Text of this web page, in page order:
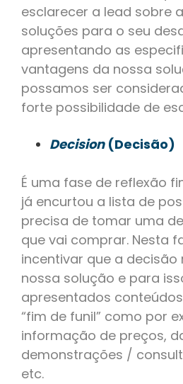
esclarecer a lead sobre
soluções para o seu
apresentando as
vantagens da nossa
possamos ser
forte possibilidade de
Decision(Decisão)
É uma fase de reflexão
já encurtou a lista de
precisa de tomar uma
que vai comprar. Nesta
incentivar que a decisão
nossa solução e para
apresentados
“fim de funil” como por
informação de preços,
demonstrações /
etc.